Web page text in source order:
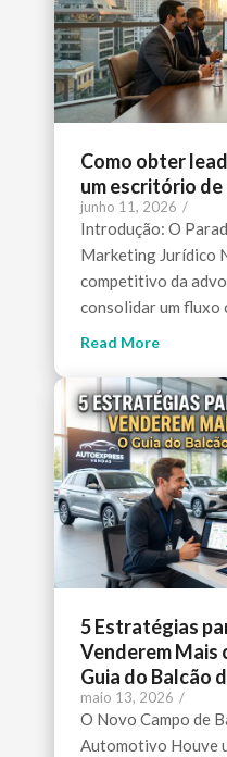
Como obter
um escritório
junho 11, 2026 /
Introdução: O
Marketing Jurídico
competitivo da
consolidar um fluxo
Read More
5 Estratégias
Venderem Mais
Guia do Balcão
maio 13, 2026 /
O Novo Campo de
Automotivo Houve